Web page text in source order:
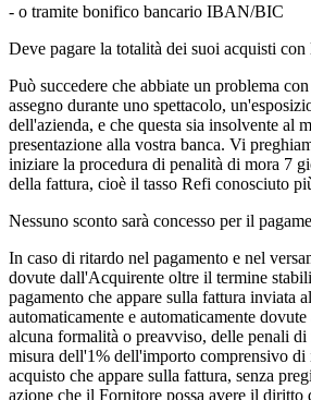
- o tramite bonifico bancario IBAN/BIC
Deve pagare la totalità dei suoi acquisti con
Può succedere che abbiate un problema
assegno durante uno spettacolo,
dell'azienda, e che questa sia insolvente al
presentazione alla vostra banca. Vi
iniziare la procedura di penalità di mora 7
della fattura, cioè il tasso Refi conosciuto
Nessuno sconto sarà concesso per il
In caso di ritardo nel pagamento e nel
dovute dall'Acquirente oltre il termine
pagamento che appare sulla fattura inviata
automaticamente e automaticamente
alcuna formalità o preavviso, delle penali di
misura dell'1% dell'importo comprensivo di
acquisto che appare sulla fattura, senza
azione che il Fornitore possa avere il diritto